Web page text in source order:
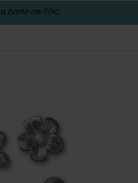
a partir de 50€.